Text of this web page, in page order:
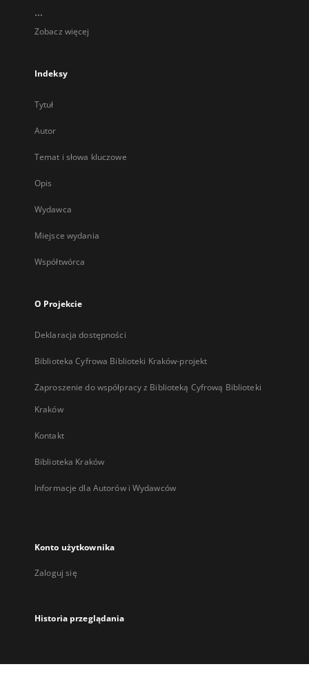
...
Zobacz więcej
Indeksy
Tytuł
Autor
Temat i słowa kluczowe
Opis
Wydawca
Miejsce wydania
Współtwórca
O Projekcie
Deklaracja dostępności
Biblioteka Cyfrowa Biblioteki Kraków-projekt
Zaproszenie do współpracy z Biblioteką Cyfrową Biblioteki
Kraków
Kontakt
Biblioteka Kraków
Informacje dla Autorów i Wydawców
Konto użytkownika
Zaloguj się
Historia przeglądania